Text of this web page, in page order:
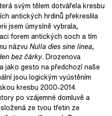
svým tělem dotvářela kresbu
antických hrdinů překreslila
jsem úmyslně vybrala,
forem antických soch a tím
názvu Nulla dies sine linea,
bez čárky. Drozenova
jako gesto na předchozí naše
jsou logickým vyústěním
kresbu 2000-2014.
po vzájemné domluvě a
ze tvou třetin ze